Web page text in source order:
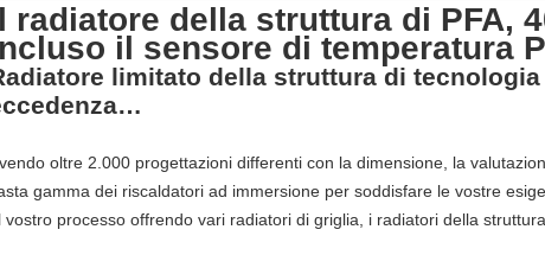
radiatore della struttura di PFA,
il sensore di temperatura
limitato della struttura di
oltre 2.000 progettazioni differenti con la dimensione, la
gamma dei riscaldatori ad immersione per soddisfare le vostre
vostro processo offrendo vari radiatori di griglia, i radiatori della